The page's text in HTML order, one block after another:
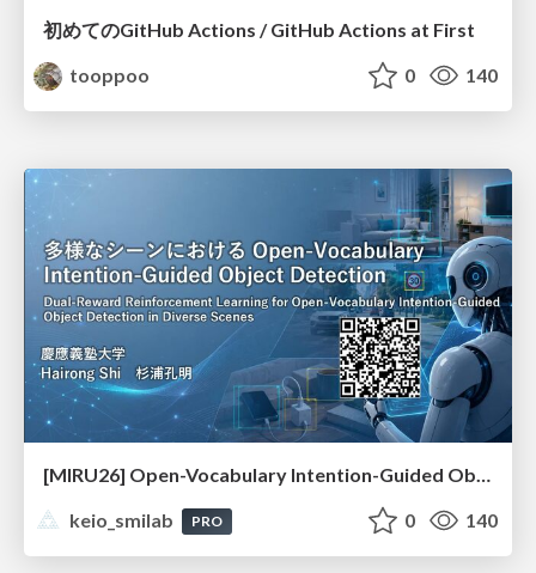
初めてのGitHub Actions / GitHub Actions at First
tooppoo
0 140
[MIRU26] Open-Vocabulary Intention-Guided Object Detection in Diverse Scenes
keio_smilab
PRO 0 140